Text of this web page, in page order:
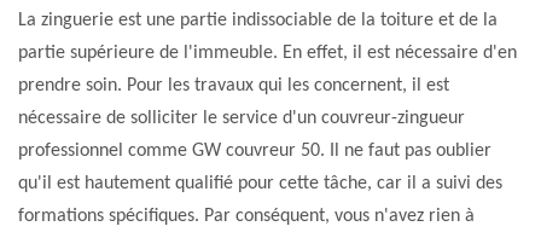
La zinguerie est une partie indissociable de la toiture et de la
partie supérieure de l'immeuble. En effet, il est nécessaire d'en
prendre soin. Pour les travaux qui les concernent, il est
nécessaire de solliciter le service d'un couvreur-zingueur
professionnel comme GW couvreur 50. Il ne faut pas oublier
qu'il est hautement qualifié pour cette tâche, car il a suivi des
formations spécifiques. Par conséquent, vous n'avez rien à